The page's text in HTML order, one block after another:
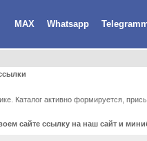
MAX Whatsapp
Каталог активно формируется,
сайте ссылку на наш сайт и